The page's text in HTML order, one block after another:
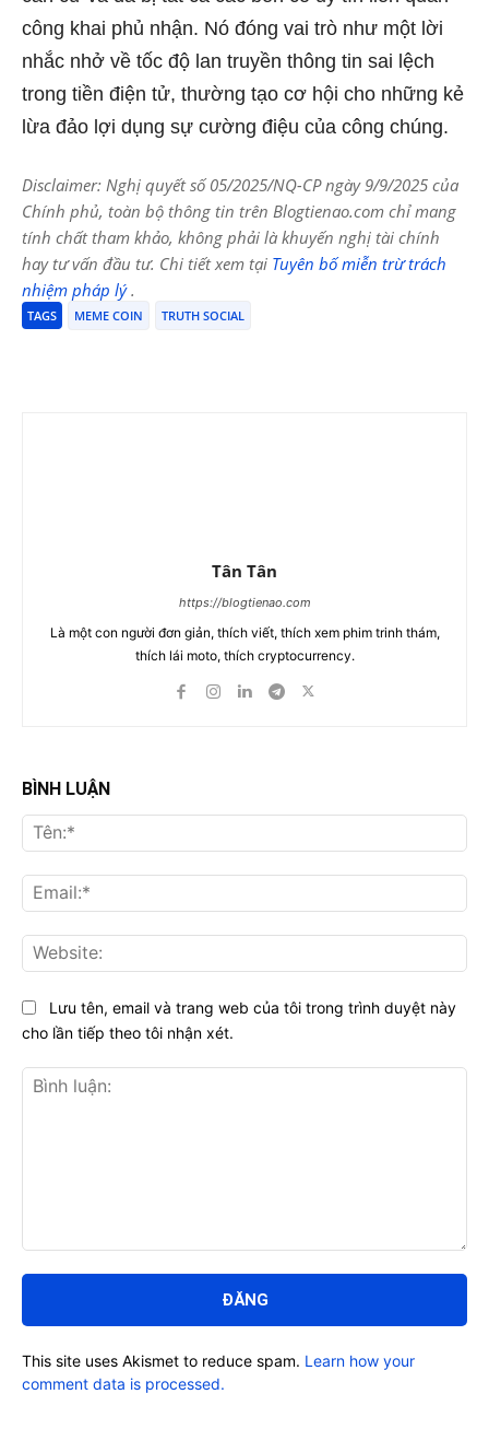
công khai phủ nhận. Nó đóng vai trò như một lời
nhắc nhở về tốc độ lan truyền thông tin sai lệch
trong tiền điện tử, thường tạo cơ hội cho những kẻ
lừa đảo lợi dụng sự cường điệu của công chúng.
Disclaimer: Nghị quyết số 05/2025/NQ-CP ngày 9/9/2025 của
Chính phủ, toàn bộ thông tin trên Blogtienao.com chỉ mang
tính chất tham khảo, không phải là khuyến nghị tài chính
hay tư vấn đầu tư. Chi tiết xem tại Tuyên bố miễn trừ trách
nhiệm pháp lý.
TAGS MEME COIN TRUTH SOCIAL
Tân Tân
https://blogtienao.com
Là một con người đơn giản, thích viết, thích xem phim trinh thám,
thích lái moto, thích cryptocurrency.
BÌNH LUẬN
luận:
Lưu tên, email và trang web của tôi trong trình duyệt này
cho lần tiếp theo tôi nhận xét.
This site uses Akismet to reduce spam. Learn how your
comment data is processed.